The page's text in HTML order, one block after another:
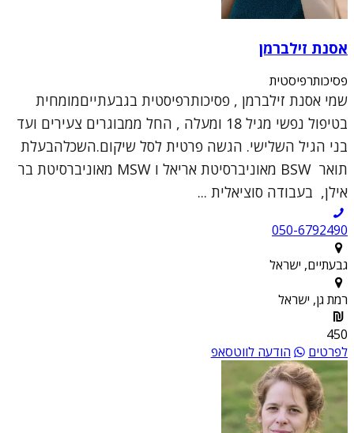
אסנת זילברמן
פסיכותרפיסטית
שמי אסנת זילברמן , פסיכותרפיסטית בגבעתייםמומחית
בטיפול נפשי מגיל 18 ומעלה , החל ממבוגרים צעירים ועד
בני הגיל השלישי. הגשה פרטית לסל שיקום.השכלהבעלת
תואר BSW מאוניברסיטת אריאל ו MSW מאוניברסיטת בר
אילן, בעבודה סוציאלית ...
050-6792490
גבעתיים, ישראל
רמת גן, ישראל
450
לפרטים
הודעה לווטסאפ